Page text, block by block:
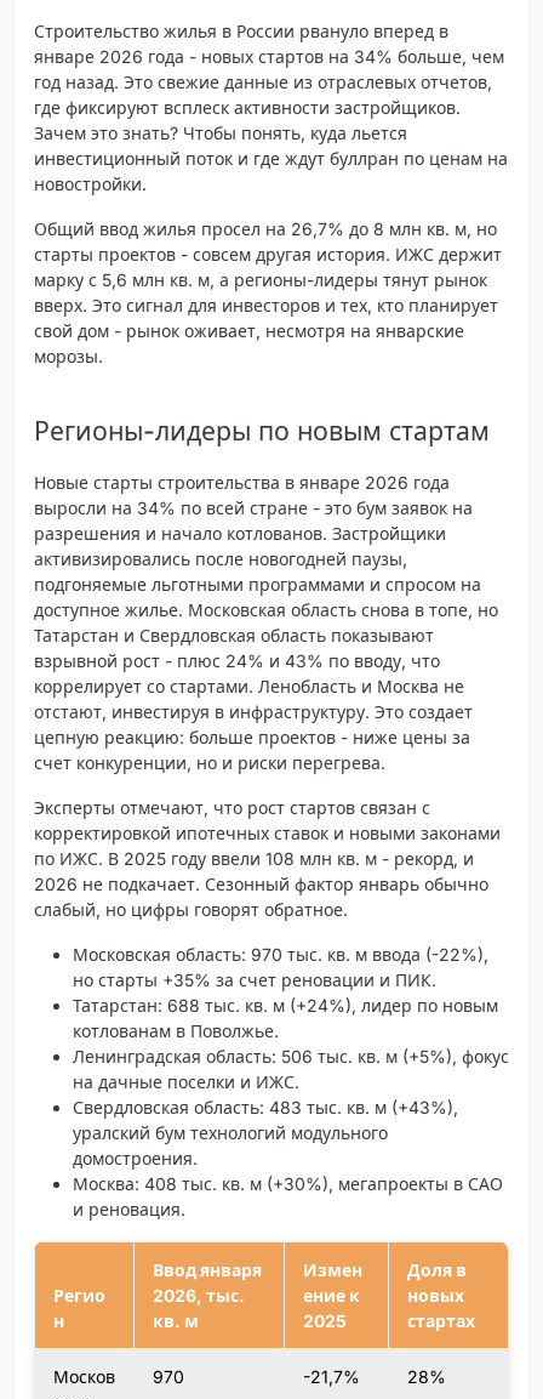
Строительство жилья в России рвануло вперед в
январе 2026 года - новых стартов на 34% больше, чем
год назад. Это свежие данные из отраслевых отчетов,
где фиксируют всплеск активности застройщиков.
Зачем это знать? Чтобы понять, куда льется
инвестиционный поток и где ждут буллран по ценам на
новостройки.
Общий ввод жилья просел на 26,7% до 8 млн кв. м, но
старты проектов - совсем другая история. ИЖС держит
марку с 5,6 млн кв. м, а регионы-лидеры тянут рынок
вверх. Это сигнал для инвесторов и тех, кто планирует
свой дом - рынок оживает, несмотря на январские
морозы.
Регионы-лидеры по новым стартам
Новые старты строительства в январе 2026 года
выросли на 34% по всей стране - это бум заявок на
разрешения и начало котлованов. Застройщики
активизировались после новогодней паузы,
подгоняемые льготными программами и спросом на
доступное жилье. Московская область снова в топе, но
Татарстан и Свердловская область показывают
взрывной рост - плюс 24% и 43% по вводу, что
коррелирует со стартами. Ленобласть и Москва не
отстают, инвестируя в инфраструктуру. Это создает
цепную реакцию: больше проектов - ниже цены за
счет конкуренции, но и риски перегрева.
Эксперты отмечают, что рост стартов связан с
корректировкой ипотечных ставок и новыми законами
по ИЖС. В 2025 году ввели 108 млн кв. м - рекорд, и
2026 не подкачает. Сезонный фактор январь обычно
слабый, но цифры говорят обратное.
Московская область: 970 тыс. кв. м ввода (-22%),
но старты +35% за счет реновации и ПИК.
Татарстан: 688 тыс. кв. м (+24%), лидер по новым
котлованам в Поволжье.
Ленинградская область: 506 тыс. кв. м (+5%), фокус
на дачные поселки и ИЖС.
Свердловская область: 483 тыс. кв. м (+43%),
уралский бум технологий модульного
домостроения.
Москва: 408 тыс. кв. м (+30%), мегапроекты в САО
и реновация.
Регио
н
Ввод января
2026, тыс.
кв. м
Измен
ение к
2025
Доля в
новых
стартах
Москов
970 -21,7% 28%